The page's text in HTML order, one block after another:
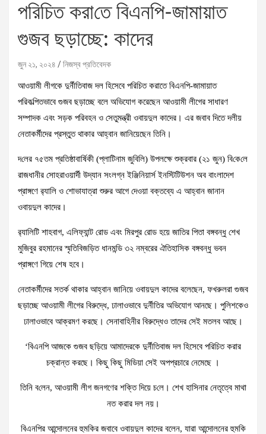
প‌রি‌চিত করা‌তে বিএনপি-জামায়াত
গুজব ছড়াচ্ছে: কাদের
জুন ২১, ২০২৪ নিজস্ব প্রতিবেদক
আওয়ামী লীগকে দুর্নীতিবাজ দল হিসেবে পরিচিত করাতে বিএনপি-জামায়াত
পরিকল্পিতভাবে গুজব ছড়াচ্ছে বলে অভিযোগ করেছেন আওয়ামী লীগের সাধারণ
সম্পাদক এবং সড়ক পরিবহন ও সেতুমন্ত্রী ওবায়দুল কাদের। এর জবাব দিতে দলীয়
নেতাকর্মীদের প্রস্তুত থাকার আহ্বান জানিয়েছেন তিনি।
দ‌লের ৭৫তম প্রতিষ্ঠাবার্ষিকী (প্লাটিনাম জুবিলি) উপলক্ষে শুক্রবার (২১ জুন) বি‌কে‌লে
রাজধানীর সোহরাওয়ার্দী উদ্যান সংলগ্ন ইঞ্জিনিয়ার্স ইনস্টিটিউশন অব বাংলাদেশ
প্রাঙ্গণে র‌্যালি ও শোভাযাত্রা শুরুর আগে দেওয়া বক্তব্যে এ আহ্বান জানান
ওবায়দুল কাদের।
র‌্যালিটি শাহবাগ, এলিফ্যান্ট রোড এবং মিরপুর রোড হয়ে জাতির পিতা বঙ্গবন্ধু শেখ
মুজিবুর রহমানের স্মৃতিবিজড়িত ধানমন্ডি ৩২ নম্বরের ঐতিহাসিক বঙ্গবন্ধু ভবন
প্রাঙ্গণে গিয়ে শেষ হবে।
নেতাকর্মীদের সতর্ক থাকার আহ্বান জানিয়ে ওবায়দুল কাদের বলেছেন, ফখরুলরা গুজব
ছড়াচ্ছে আওয়ামী লীগের বিরুদ্ধে, ঢালাওভাবে দুর্নীতির অভিযোগ আনছে। পুলিশকেও
ঢালাওভাবে আক্রমণ করছে। সেনাবাহিনীর বিরুদ্ধেও তাদের সেই মতলব আছে।
‘বিএন‌পি আজকে গুজব ছড়িয়ে আমাদেরকে দুর্নীতিবাজ দল হিসেবে পরিচিত করার
চক্রান্ত করছে। কিছু কিছু মিডিয়া সেই অপপ্রচারে নেমেছে ।
তি‌নি ব‌লেন, আওয়ামী লীগ জনগণের শক্তি দিয়ে চ‌লে। শেখ হাসিনার নেতৃত্বে মাথা
নত করার দল নয়।
বিএনপির আন্দোলনের হুমকির জবাবে ওবায়দুল কাদের বলেন, যারা আন্দোলনের হুমকি